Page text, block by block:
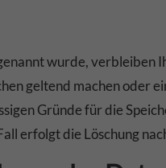
wurde, verbleiben
geltend machen oder
Gründe für die
erfolgt die Löschung